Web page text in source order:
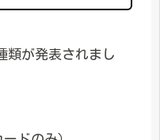
類が発表されまし